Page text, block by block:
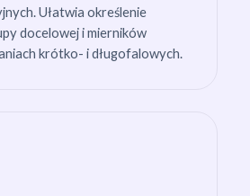
Ułatwia określenie
docelowej i mierników
krótko- i długofalowych.